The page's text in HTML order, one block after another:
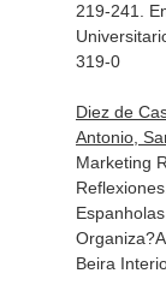
219-241.
319-0
Diez de
Antonio,
Marketing
Beira